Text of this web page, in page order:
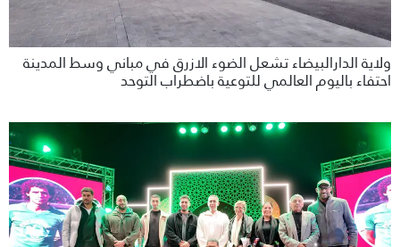
ولاية الدارالبيضاء تشعل الضوء الازرق في مباني وسط المدينة
احتفاء باليوم العالمي للتوعية باضطراب التوحد